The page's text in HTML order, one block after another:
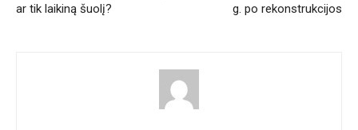
ar tik laikiną šuolį?
g. po rekonstrukcijos